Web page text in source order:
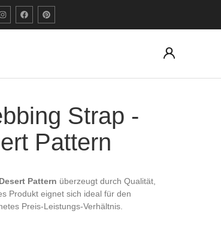
Strap -
Pattern
Pattern überzeugt durch Qualität,
Produkt eignet sich ideal für den
Preis-Leistungs-Verhältnis.